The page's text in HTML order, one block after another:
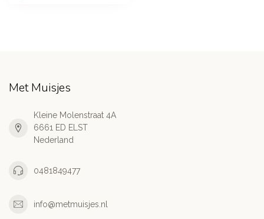
Met Muisjes
Kleine Molenstraat 4A
6661 ED ELST
Nederland
0481849477
info@metmuisjes.nl